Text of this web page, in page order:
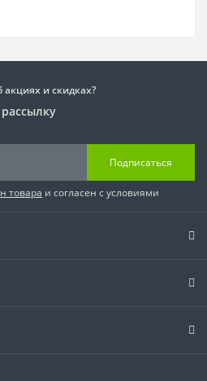
акциях и скидках?
Подписаться
товара и согласен с условиями